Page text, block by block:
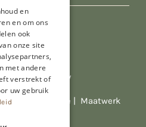
zijn incl. BTW
Bakwinkeltje | Maatwerk
en
en om ons
ook
onze site
met andere
verstrekt of
uw gebruik